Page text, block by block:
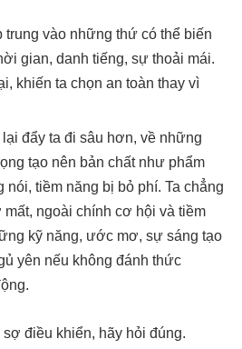
trung vào những thứ có thể biến
gian, danh tiếng, sự thoải mái.
khiến ta chọn an toàn thay vì
lại đẩy ta đi sâu hơn, về những
tạo nên bản chất như phẩm
nói, tiềm năng bị bỏ phí. Ta chẳng
ngoài chính cơ hội và tiềm
kỹ năng, ước mơ, sự sáng tạo
yên nếu không đánh thức
điều khiển, hãy hỏi đúng.